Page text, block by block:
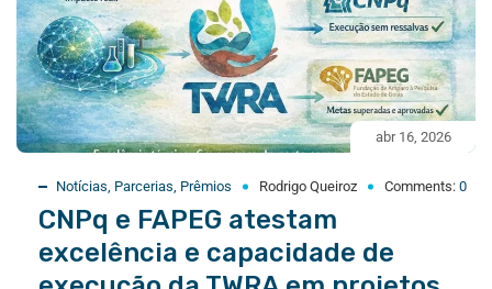
abr 16, 2026
Notícias, Parcerias, Prêmios Rodrigo Queiroz Comments: 0
CNPq e FAPEG atestam
excelência e capacidade de